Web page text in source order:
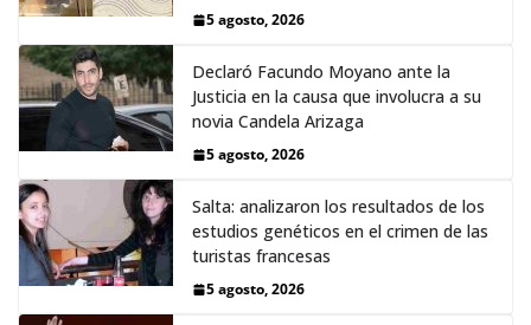
5 agosto, 2026
Declaró Facundo Moyano ante la
Justicia en la causa que involucra a su
novia Candela Arizaga
5 agosto, 2026
Salta: analizaron los resultados de los
estudios genéticos en el crimen de las
turistas francesas
5 agosto, 2026